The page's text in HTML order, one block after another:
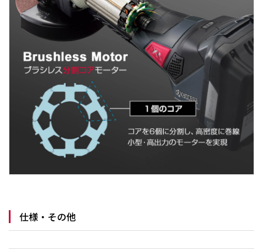
仕様・その他